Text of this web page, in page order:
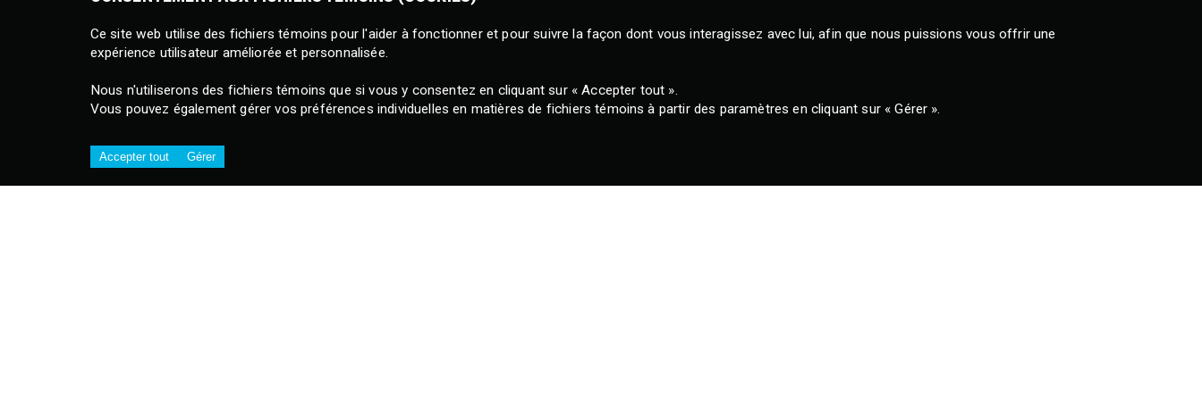
Ce site web utilise des fichiers témoins pour l'aider à fonctionner et pour suivre la façon dont vous interagissez avec lui, afin que nous puissions vous offrir une
expérience utilisateur améliorée et personnalisée.
Nous n'utiliserons des fichiers témoins que si vous y consentez en cliquant sur « Accepter tout ».
Vous pouvez également gérer vos préférences individuelles en matières de fichiers témoins à partir des paramètres en cliquant sur « Gérer ».
Accepter tout Gérer